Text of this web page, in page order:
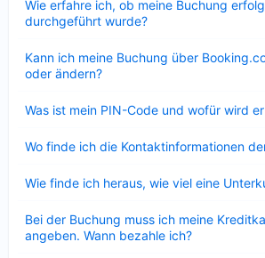
Wie erfahre ich, ob meine Buchung
durchgeführt wurde?
Kann ich meine Buchung über
oder ändern?
Was ist mein PIN-Code und wofür wird
Wo finde ich die Kontaktinformationen
Wie finde ich heraus, wie viel eine
Bei der Buchung muss ich meine
angeben. Wann bezahle ich?